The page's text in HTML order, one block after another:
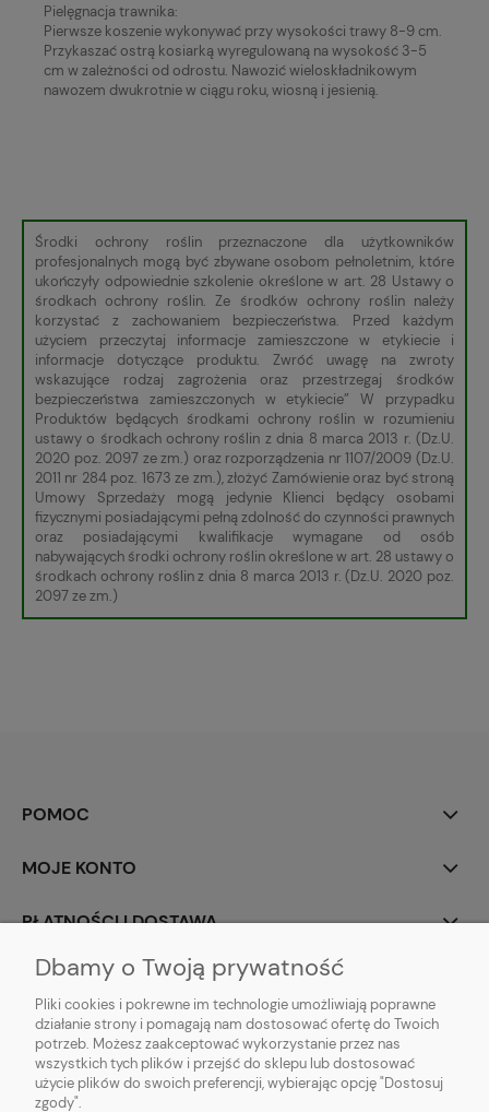
Pielęgnacja trawnika:
Pierwsze koszenie wykonywać przy wysokości trawy 8-9 cm.
Przykaszać ostrą kosiarką wyregulowaną na wysokość 3-5
cm w zależności od odrostu. Nawozić wieloskładnikowym
nawozem dwukrotnie w ciągu roku, wiosną i jesienią.
Środki ochrony roślin przeznaczone dla użytkowników
profesjonalnych mogą być zbywane osobom pełnoletnim, które
ukończyły odpowiednie szkolenie określone w art. 28 Ustawy o
środkach ochrony roślin. Ze środków ochrony roślin należy
korzystać z zachowaniem bezpieczeństwa. Przed każdym
użyciem przeczytaj informacje zamieszczone w etykiecie i
informacje dotyczące produktu. Zwróć uwagę na zwroty
wskazujące rodzaj zagrożenia oraz przestrzegaj środków
bezpieczeństwa zamieszczonych w etykiecie” W przypadku
Produktów będących środkami ochrony roślin w rozumieniu
ustawy o środkach ochrony roślin z dnia 8 marca 2013 r. (Dz.U.
2020 poz. 2097 ze zm.) oraz rozporządzenia nr 1107/2009 (Dz.U.
2011 nr 284 poz. 1673 ze zm.), złożyć Zamówienie oraz być stroną
Umowy Sprzedaży mogą jedynie Klienci będący osobami
fizycznymi posiadającymi pełną zdolność do czynności prawnych
oraz posiadającymi kwalifikacje wymagane od osób
nabywających środki ochrony roślin określone w art. 28 ustawy o
środkach ochrony roślin z dnia 8 marca 2013 r. (Dz.U. 2020 poz.
2097 ze zm.)
POMOC
MOJE KONTO
PŁATNOŚCI I DOSTAWA
INFORMACJE
O NAS
Sklep rolno-ogrodniczy - DAM-SAD | Nowy Miedzechów 12A, 05-604
Dbamy o Twoją prywatność
Pliki cookies i pokrewne im technologie umożliwiają poprawne
działanie strony i pomagają nam dostosować ofertę do Twoich
potrzeb. Możesz zaakceptować wykorzystanie przez nas
wszystkich tych plików i przejść do sklepu lub dostosować
użycie plików do swoich preferencji, wybierając opcję "Dostosuj
zgody".